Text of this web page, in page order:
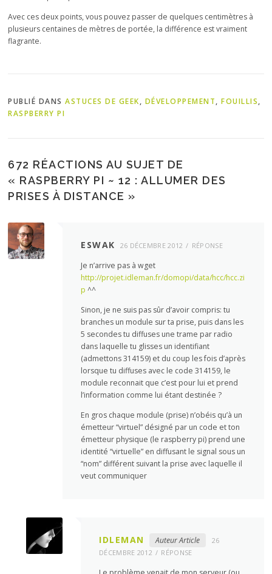
Avec ces deux points, vous pouvez passer de quelques centimètres à
plusieurs centaines de mètres de portée, la différence est vraiment
flagrante.
PUBLIÉ DANSASTUCES DE GEEK, DÉVELOPPEMENT,FOUILLIS,
RASPBERRY PI
672 RÉACTIONS AU SUJET DE
« RASPBERRY PI ~ 12 : ALLUMER DES
PRISES À DISTANCE »
ESWAK 26 DÉCEMBRE 2012 RÉPONSE
Je n’arrive pas à wget
http://projet.idleman.fr/domopi/data/hcc/hcc.zi
p ^^
Sinon, je ne suis pas sûr d’avoir compris: tu
branches un module sur ta prise, puis dans les
5 secondes tu diffuses une trame par radio
dans laquelle tu glisses un identifiant
(admettons 314159) et du coup les fois d’après
lorsque tu diffuses avec le code 314159, le
module reconnait que c’est pour lui et prend
l’information comme lui étant destinée ?
En gros chaque module (prise) n’obéis qu’à un
émetteur “virtuel” désigné par un code et ton
émetteur physique (le raspberry pi) prend une
identité “virtuelle” en diffusant le signal sous un
“nom” différent suivant la prise avec laquelle il
veut communiquer
IDLEMAN Auteur Article
26
DÉCEMBRE 2012
RÉPONSE